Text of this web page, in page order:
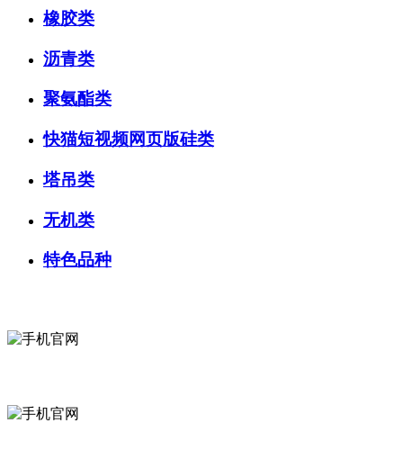
橡胶类
沥青类
聚氨酯类
快猫短视频网页版硅类
塔吊类
无机类
特色品种